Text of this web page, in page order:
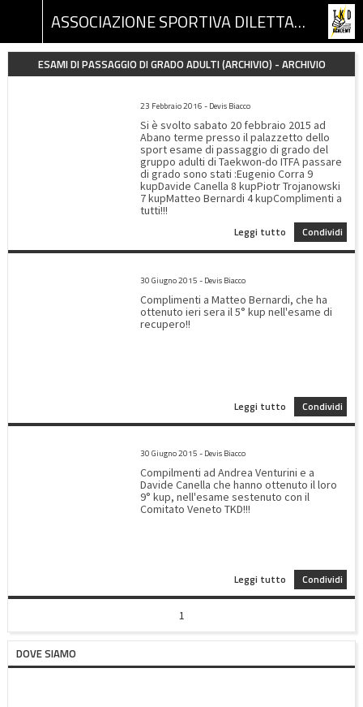
ASSOCIAZIONE SPORTIVA DILETTANTISTICA TKD ACADEMY
ESAMI DI PASSAGGIO DI GRADO ADULTI (ARCHIVIO) - ARCHIVIO
23 Febbraio 2016 - Devis Biacco
Si è svolto sabato 20 febbraio 2015 ad
Abano terme presso il palazzetto dello
sport esame di passaggio di grado del
gruppo adulti di Taekwon-do ITFA passare
di grado sono stati :Eugenio Corra 9
kupDavide Canella 8 kupPiotr Trojanowski
7 kupMatteo Bernardi 4 kupComplimenti a
tutti!!!
Leggi tutto Condividi
30 Giugno 2015 - Devis Biacco
Complimenti a Matteo Bernardi, che ha
ottenuto ieri sera il 5° kup nell'esame di
recupero!!
Leggi tutto Condividi
30 Giugno 2015 - Devis Biacco
Compilmenti ad Andrea Venturini e a
Davide Canella che hanno ottenuto il loro
9° kup, nell'esame sestenuto con il
Comitato Veneto TKD!!!
Leggi tutto Condividi
1
DOVE SIAMO